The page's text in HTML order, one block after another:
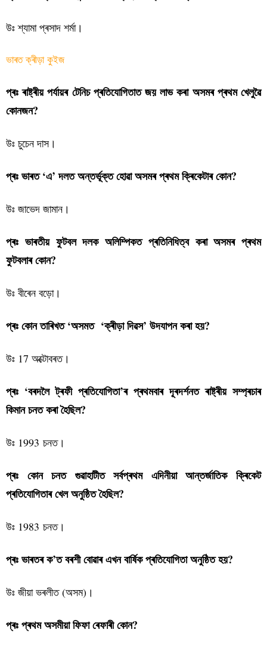
উঃ শ্যামা প্ৰসাদ শৰ্মা।
ভাৰত ক্ৰীড়া কুইজ
প্ৰঃ ৰাষ্ট্ৰীয় পৰ্যায়ৰ টেনিচ প্ৰতিযোগিতাত জয় লাভ কৰা অসমৰ প্ৰথম খেলুৱৈ
কোনজন?
উঃ চুচেন দাস।
প্ৰঃ ভাৰত ‘এ’ দলত অন্তৰ্ভূক্ত হোৱা অসমৰ প্ৰথম ক্ৰিকেটাৰ কোন?
উঃ জাভেদ জামান।
প্ৰঃ ভাৰতীয় ফুটবল দলক অলিম্পিকত প্ৰতিনিধিত্ব কৰা অসমৰ প্ৰথম
ফুটবলাৰ কোন?
উঃ বীৰেন বড়ো।
প্ৰঃ কোন তাৰিখত ‘অসমত ‘ক্ৰীড়া দিৱস’ উদযাপন কৰা হয়?
উঃ 17 অক্টোবৰত।
প্ৰঃ ‘বৰদলৈ ট্ৰফী প্ৰতিযোগিতা’ৰ প্ৰথমবাৰ দূৰদৰ্শনত ৰাষ্ট্ৰীয় সম্প্ৰচাৰ
কিমান চনত কৰা হৈছিল?
উঃ 1993 চনত।
প্ৰঃ কোন চনত গুৱাহাটীত সৰ্বপ্ৰথম এদিনীয়া আন্তৰ্জাতিক ক্ৰিকেট
প্ৰতিযোগিতাৰ খেল অনুষ্ঠিত হৈছিল?
উঃ 1983 চনত।
প্ৰঃ ভাৰতৰ ক’ত বৰশী বোৱাৰ এখন বাৰ্ষিক প্ৰতিযোগিতা অনুষ্ঠিত হয়?
উঃ জীয়া ভৰলীত (অসম)।
প্ৰঃ প্ৰথম অসমীয়া ফিফা ৰেফাৰী কোন?